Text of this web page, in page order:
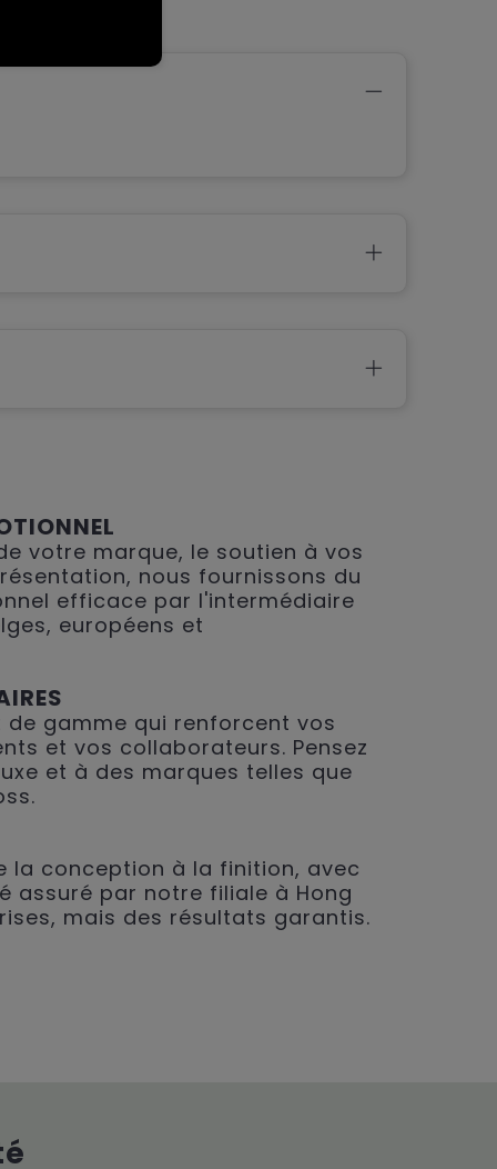
votre marque, le soutien à vos
nous fournissons du
efficace par l'intermédiaire
européens et
de gamme qui renforcent vos
et vos collaborateurs. Pensez
et à des marques telles que
la conception à la finition, avec
assuré par notre filiale à Hong
mais des résultats garantis.